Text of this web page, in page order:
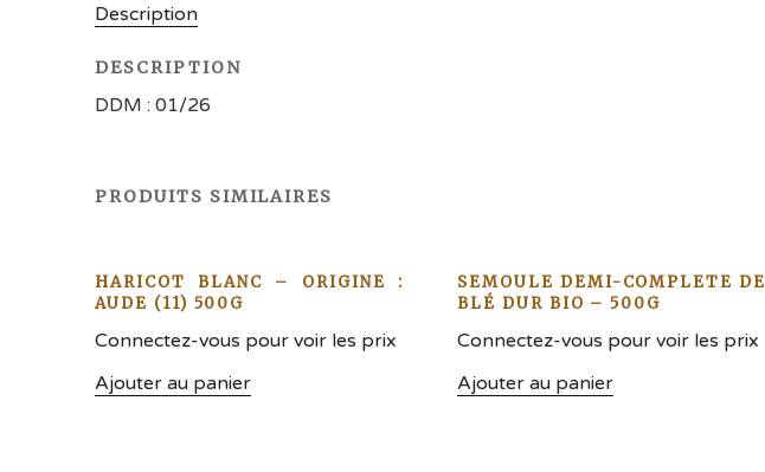
Description
DESCRIPTION
DDM : 01/26
PRODUITS SIMILAIRES
HARICOT BLANC – ORIGINE :
AUDE (11) 500G
Connectez-vous pour voir les prix
Ajouter au panier
SEMOULE DEMI-COMPLETE DE
BLÉ DUR BIO – 500G
Connectez-vous pour voir les prix
Ajouter au panier